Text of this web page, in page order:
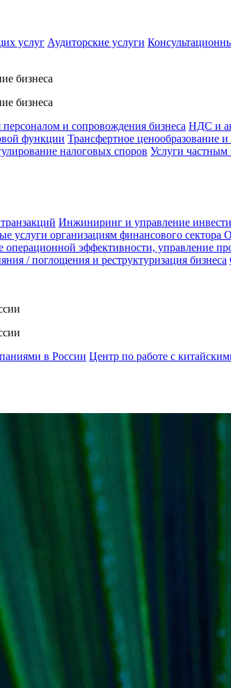
услуг Аудиторские услуги
бизнеса
бизнеса
и сопровождения бизнеса НДС и
функции Трансфертное ценообразование
налоговых споров Услуги частным
Инжиниринг и управление
услуги организациям финансового сектора
эффективности, управление
/ поглощения и реструктуризация бизнеса
в России Центр по работе с